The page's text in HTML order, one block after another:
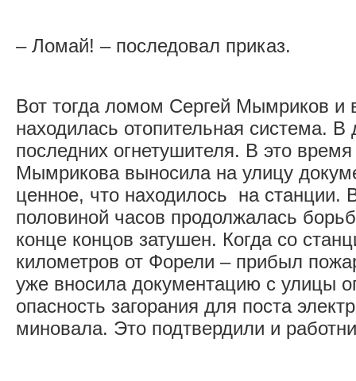
– Ломай! – последовал приказ.
Вот тогда ломом Сергей Мымриков и
находилась отопительная система.
последних огнетушителя. В это
Мымрикова выносила на улицу
ценное, что находилось на станции.
половиной часов продолжалась
конце концов затушен. Когда со
километров от Форели – прибыл
уже вносила документацию с улицы
опасность загорания для поста
миновала. Это подтвердили и